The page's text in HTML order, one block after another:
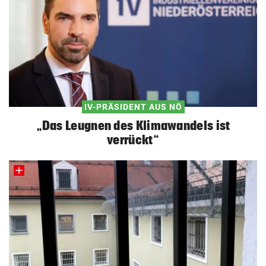
IV-PRÄSIDENT AUS NÖ
„Das Leugnen des Klimawandels ist
verrückt“